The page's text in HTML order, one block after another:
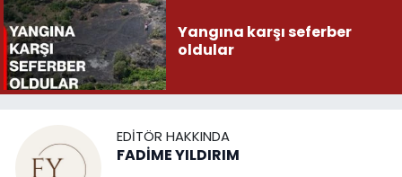
Yangına karşı seferber
oldular
EDITÖR HAKKINDA
FADİME YILDIRIM